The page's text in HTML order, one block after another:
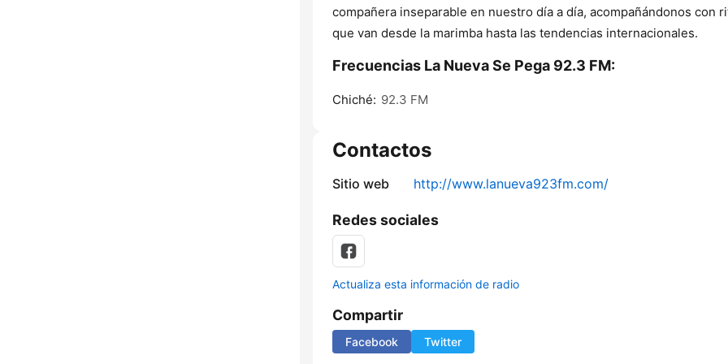
compañera inseparable en nuestro día a día, acompañándonos con
que van desde la marimba hasta las tendencias internacionales.
Frecuencias La Nueva Se Pega 92.3 FM:
Chiché: 92.3 FM
Contactos
Sitio web http://www.lanueva923fm.com/
Redes sociales
Actualiza esta información de radio
Compartir
Facebook Twitter